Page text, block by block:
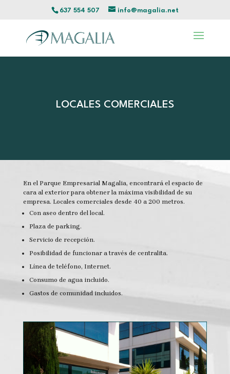
637 554 507 info@magalia.net
LOCALES COMERCIALES
En el Parque Empresarial Magalia, encontrará el espacio de
cara al exterior para obtener la máxima visibilidad de su
empresa. Locales comerciales desde 40 a 200 metros.
Con aseo dentro del local.
Plaza de parking.
Servicio de recepción.
Posibilidad de funcionar a través de centralita.
Línea de teléfono, Internet.
Consumo de agua incluido.
Gastos de comunidad incluidos.